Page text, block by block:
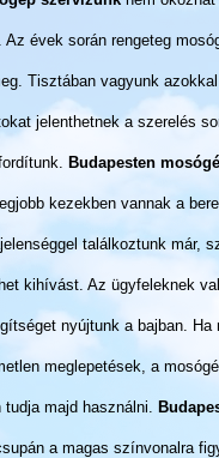
évek során rengeteg
Tisztában vagyunk azokkal
jelenthetnek a szerelés
Budapesten
kezekben vannak a
találkoztunk már,
kihívást. Az ügyfeleknek
nyújtunk a bajban. Ha
meglepetések, a
majd használni.
a magas színvonalra